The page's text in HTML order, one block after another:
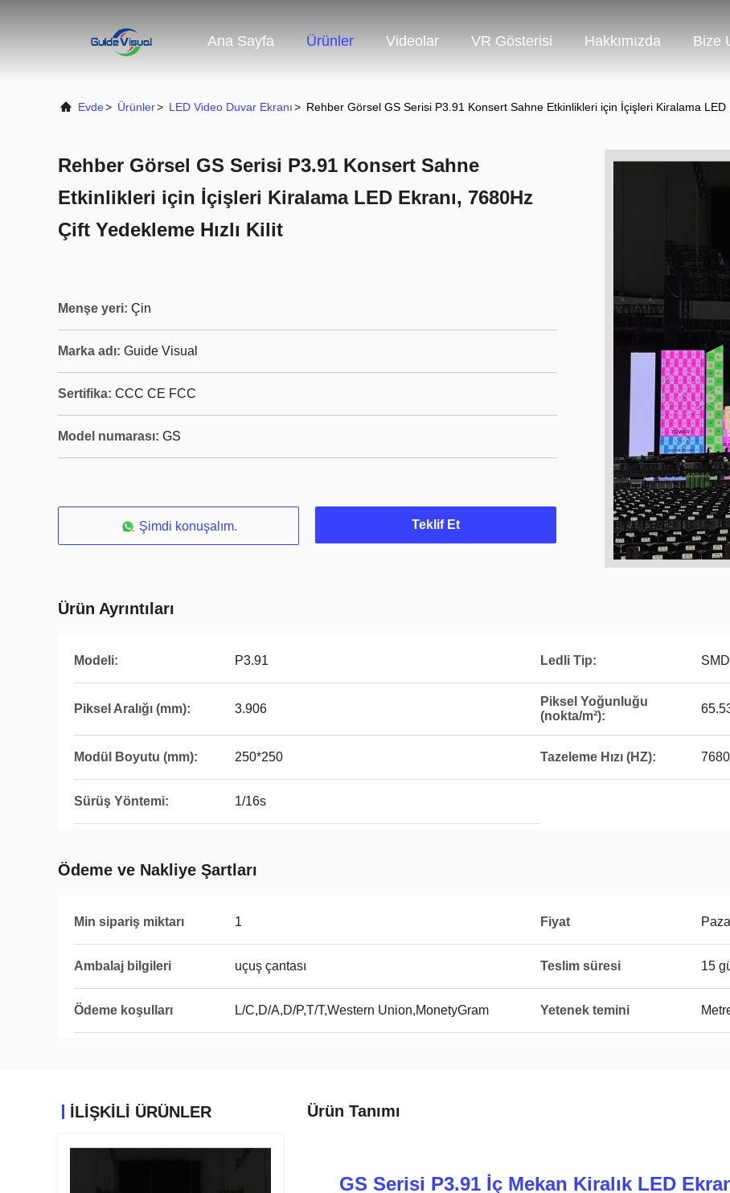
Ana Sayfa Ürünler Videolar VR Gösterisi Hakkımızda Bize
Evde> Ürünler> LED Video Duvar Ekranı> Rehber Görsel GS Serisi P3.91 Konsert Sahne Etkinlikleri için İçişleri Kiralama LED
Rehber Görsel GS Serisi P3.91 Konsert Sahne
Etkinlikleri için İçişleri Kiralama LED Ekranı, 7680Hz
Çift Yedekleme Hızlı Kilit
Menşe yeri: Çin
Marka adı: Guide Visual
Sertifika: CCC CE FCC
Model numarası: GS
Şimdi konuşalım. Teklif Et
Ürün Ayrıntıları
Modeli: P3.91 Ledli Tip:
Piksel Aralığı (mm): 3.906
Piksel Yoğunluğu
(nokta/m²):
Modül Boyutu (mm): 250*250 Tazeleme Hızı (HZ): 7680
Sürüş Yöntemi: 1/16s
Ödeme ve Nakliye Şartları
Min sipariş miktarı 1 Fiyat
Ambalaj bilgileri uçuş çantası Teslim süresi 15
Ödeme koşulları L/C,D/A,D/P,T/T,Western Union,MonetyGram Yetenek temini
İLIŞKILI ÜRÜNLER Ürün Tanımı
GS Serisi P3.91 İç Mekan Kiralık LED